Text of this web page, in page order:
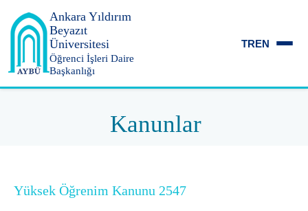
Ankara Yıldırım
Beyazıt
Üniversitesi
Öğrenci İşleri Daire
Başkanlığı
TREN
Kanunlar
Yüksek Öğrenim Kanunu 2547